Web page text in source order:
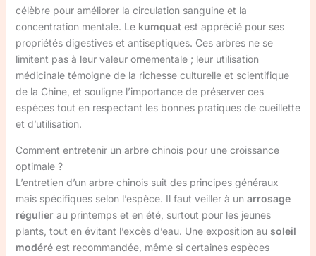
célèbre pour améliorer la circulation sanguine et la
concentration mentale. Le kumquatest apprécié pour ses
propriétés digestives et antiseptiques. Ces arbres ne se
limitent pas à leur valeur ornementale ; leur utilisation
médicinale témoigne de la richesse culturelle et scientifique
de la Chine, et souligne l’importance de préserver ces
espèces tout en respectant les bonnes pratiques de cueillette
et d’utilisation.
Comment entretenir un arbre chinois pour une croissance
optimale ?
L’entretien d’un arbre chinois suit des principes généraux
mais spécifiques selon l’espèce. Il faut veiller à un arrosage
régulierau printemps et en été, surtout pour les jeunes
plants, tout en évitant l’excès d’eau. Une exposition au soleil
modéréest recommandée, même si certaines espèces